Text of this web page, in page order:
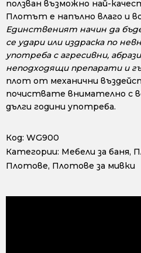
ползван възможно най-
Плотът е напълно влаго и
Единственият начин да
се удари или издраска по
употреба с агресивни,
неподходящи препарати и
плот от механични
почиствате внимателно с
дълги години употреба.
Код: WG900
Категории: Мебели за баня,
Плотове, Плотове за мивки